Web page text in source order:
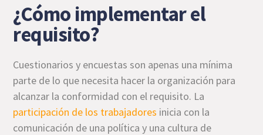
¿Cómo implementar el
requisito?
Cuestionarios y encuestas son apenas una mínima
parte de lo que necesita hacer la organización para
alcanzar la conformidad con el requisito. La
participación de los trabajadores inicia con la
comunicación de una política y una cultura de